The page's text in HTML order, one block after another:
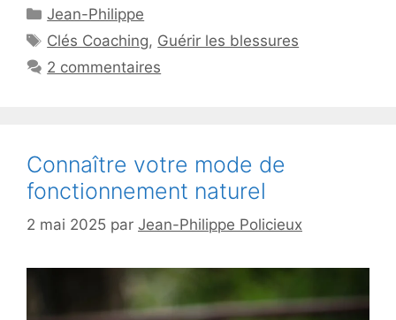
Catégories
Jean-Philippe
Étiquettes
Clés Coaching, Guérir les blessures
2 commentaires
Connaître votre mode de
fonctionnement naturel
2 mai 2025 par Jean-Philippe Policieux